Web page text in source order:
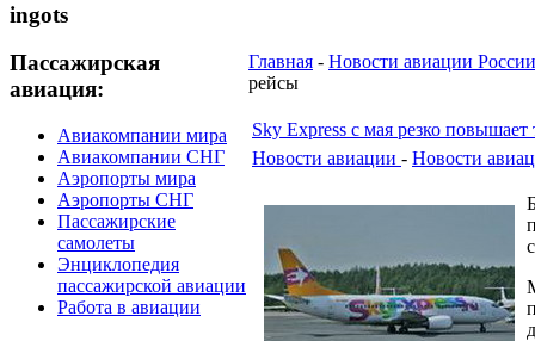
ingots
Пассажирская
авиация:
Авиакомпании мира
Авиакомпании СНГ
Аэропорты мира
Аэропорты СНГ
Пассажирские
самолеты
Энциклопедия
пассажирской авиации
Работа в авиации
Главная - Новости авиации России
рейсы
Sky Express с мая резко
Новости авиации - Новости